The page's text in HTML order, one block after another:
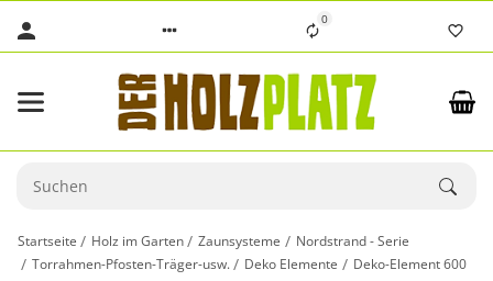
0
Startseite Holz im Garten Zaunsysteme
Nordstrand - Serie
Torrahmen-Pfosten-Träger-usw.
Deko Elemente Deko-Element 600